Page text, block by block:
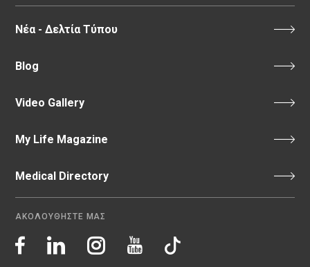
Νέα - Δελτία Τύπου
Blog
Video Gallery
My Life Magazine
Medical Directory
ΑΚΟΛΟΥΘΗΣΤΕ ΜΑΣ